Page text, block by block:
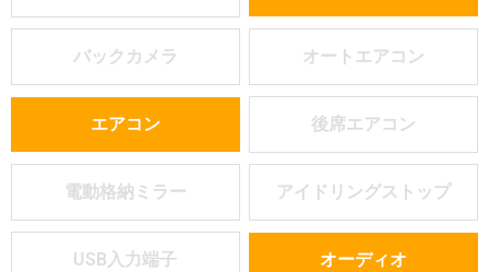
バックカメラ オートエアコン
エアコン 後席エアコン
電動格納ミラー アイドリングストップ
USB入力端子 オーディオ